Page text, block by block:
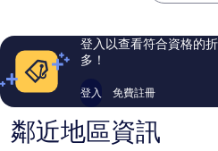
評
論
登入以查看符合資格的
多！
登入 免費註冊
鄰近地區資訊